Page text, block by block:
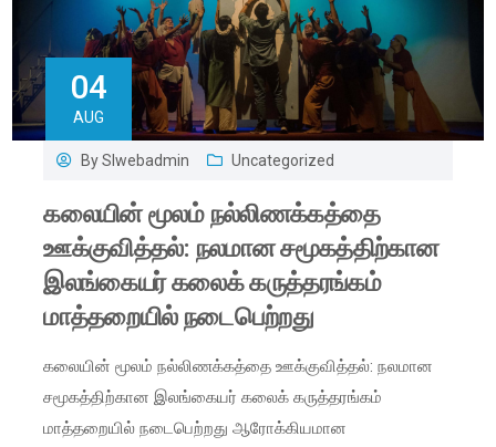
04
AUG
BySlwebadmin Uncategorized
கலையின் மூலம் நல்லிணக்கத்தை
ஊக்குவித்தல்: நலமான சமூகத்திற்கான
இலங்கையர் கலைக் கருத்தரங்கம்
மாத்தறையில் நடைபெற்றது
கலையின் மூலம் நல்லிணக்கத்தை ஊக்குவித்தல்: நலமான
சமூகத்திற்கான இலங்கையர் கலைக் கருத்தரங்கம்
மாத்தறையில் நடைபெற்றது ஆரோக்கியமான